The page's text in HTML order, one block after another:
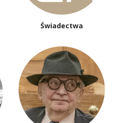
Świadectwa